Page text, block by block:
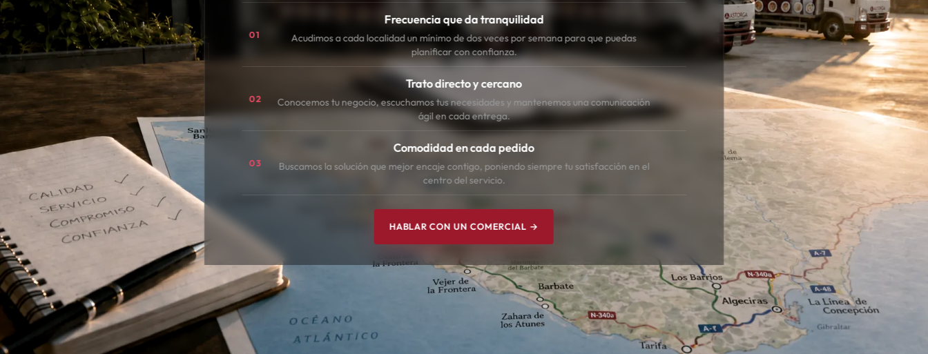
01
Frecuencia que da tranquilidad
Acudimos a cada localidad un mínimo de dos veces por semana para que puedas
planificar con confianza.
02
Trato directo y cercano
Conocemos tu negocio, escuchamos tus necesidades y mantenemos una comunicación
ágil en cada entrega.
03
Comodidad en cada pedido
Buscamos la solución que mejor encaje contigo, poniendo siempre tu satisfacción en el
centro del servicio.
HABLAR CON UN COMERCIAL →